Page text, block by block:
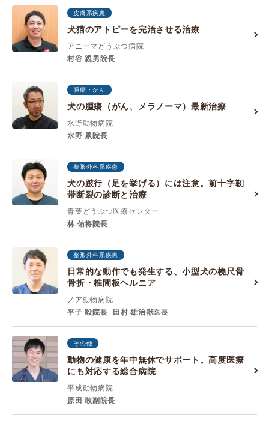
皮膚系疾患
犬猫のアトピーを完治させる治療
アニーマどうぶつ病院
村谷 親男院長
腫瘍・がん
犬の腫瘍（がん、メラノーマ）最新治療
水野動物病院
水野 累院長
整形外科系疾患
犬の跛行（足を挙げる）には注意。前十字靭
帯断裂の診断と治療
青葉どうぶつ医療センター
林 佑将院長
整形外科系疾患
日常的な動作でも発生する、小型犬の橈尺骨
骨折・椎間板ヘルニア
ノア動物病院
平子 毅院長
田村 雄治獣医長
その他
動物の健康を年中無休でサポート。高度医療
にも対応する総合病院
平成動物病院
原田 敢副院長